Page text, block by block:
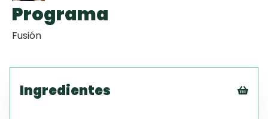
Programa
Fusión
Ingredientes